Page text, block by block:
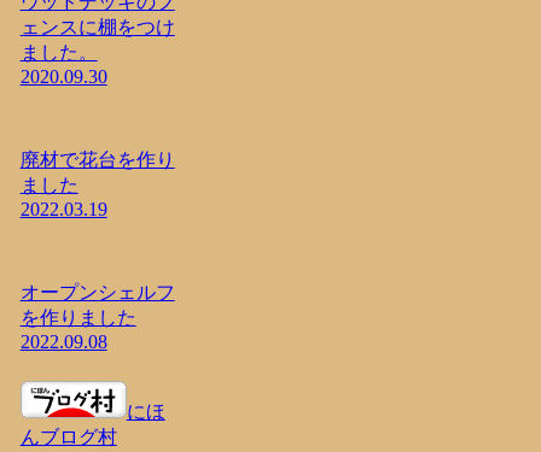
ェンスに棚をつけ
ました。
2020.09.30
廃材で花台を作り
ました
2022.03.19
オープンシェルフ
を作りました
2022.09.08
にほ
んブログ村